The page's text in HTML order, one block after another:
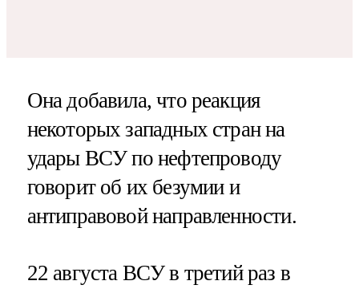
Она добавила, что реакция
некоторых западных стран на
удары ВСУ по нефтепроводу
говорит об их безумии и
антиправовой направленности.
22 августа ВСУ в третий раз в